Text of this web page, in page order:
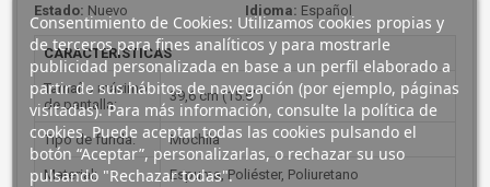
Estado: Nuevo Idioma: Español
CARACTERÍSTICAS
Tamaño máximo
de pantalla:
39,6 cm (15.6")
Tipo de funda: Mochila
Material: Espuma, Poliéster, Poliuretano
Consentimiento de Cookies: Utilizamos cookies propias y
de terceros para fines analíticos y para mostrarle
publicidad personalizada en base a un perfil elaborado a
partir de sus hábitos de navegación (por ejemplo, páginas
visitadas). Para más información, consulte la política de
cookies. Puede aceptar todas las cookies pulsando el
botón “Aceptar”, personalizarlas, o rechazar su uso
pulsando "Rechazar todas".